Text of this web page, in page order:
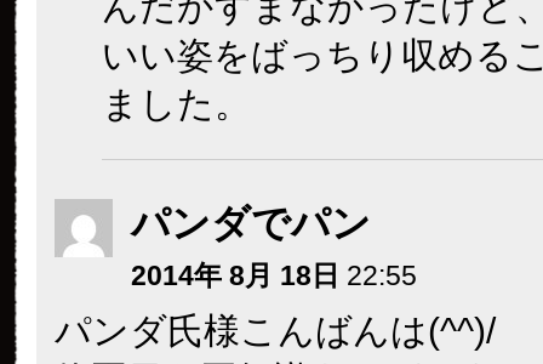
いい姿をばっちり収める
ました。
パンダでパン
2014年 8月 18日 22:55
パンダ氏様こんばんは(^^)/